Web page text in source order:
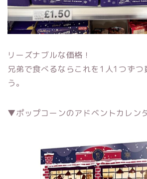
リーズナブルな価格！
兄弟で食べるならこれを1人1つずつ
う。
▼ポップコーンのアドベントカレン